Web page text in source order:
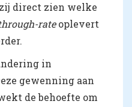
direct zien welke
rateoplevert
in
gewenning aan
de behoefte om